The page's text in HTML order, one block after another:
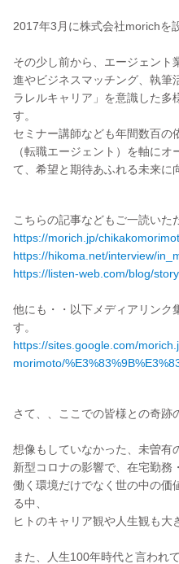
2017年3月に株式会社morichを
その少し前から、エージェント
進やビジネスマッチング、執筆
ラレルキャリア」を意識した多
す。
セミナー講師なども年間数百の
（転職エージェント）を軸に
て、希望と期待あふれる未来に
https://morich.jp/
https://hikoma.net/interview/
https://listen-web.com/blog/
他にも・・以下メディアリンク
https://sites.google.com/
morimoto/
さて、、ここでの皆様との奇跡
想像もしていなかった、未曽有
新型コロナの影響で、在宅勤務
働く環境だけでなく世の中の価
る中、
ヒトのキャリア観や人生観も大
また、人生100年時代と言われて